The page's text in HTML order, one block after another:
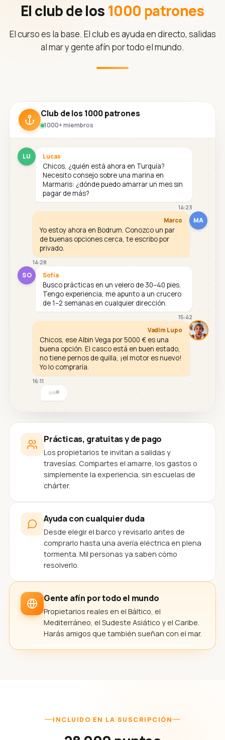
El club de los 1000 patrones
El curso es la base. El club es ayuda en directo, salidas
al mar y gente afín por todo el mundo.
Club de los 1000 patrones
1000+ miembros
LU Lucas
Chicos, ¿quién está ahora en Turquía?
Necesito consejo sobre una marina en
Marmaris: ¿dónde puedo amarrar un mes sin
pagar de más?
14:23
MA
Marco
Yo estoy ahora en Bodrum. Conozco un par
de buenas opciones cerca, te escribo por
privado.
14:28
SO Sofía
Busco prácticas en un velero de 30–40 pies.
Tengo experiencia, me apunto a un crucero
de 1–2 semanas en cualquier dirección.
15:42
Vadim Lupo
Chicos, ese Albin Vega por 5000 € es una
buena opción. El casco está en buen estado,
no tiene pernos de quilla, ¡el motor es nuevo!
Yo lo compraría.
16:11
Prácticas, gratuitas y de pago
Los propietarios te invitan a salidas y
travesías. Compartes el amarre, los gastos o
simplemente la experiencia, sin escuelas de
chárter.
Ayuda con cualquier duda
Desde elegir el barco y revisarlo antes de
comprarlo hasta una avería eléctrica en plena
tormenta. Mil personas ya saben cómo
resolverlo.
Gente afín por todo el mundo
Propietarios reales en el Báltico, el
Mediterráneo, el Sudeste Asiático y el Caribe.
Harás amigos que también sueñan con el mar.
INCLUIDO EN LA SUSCRIPCIÓN